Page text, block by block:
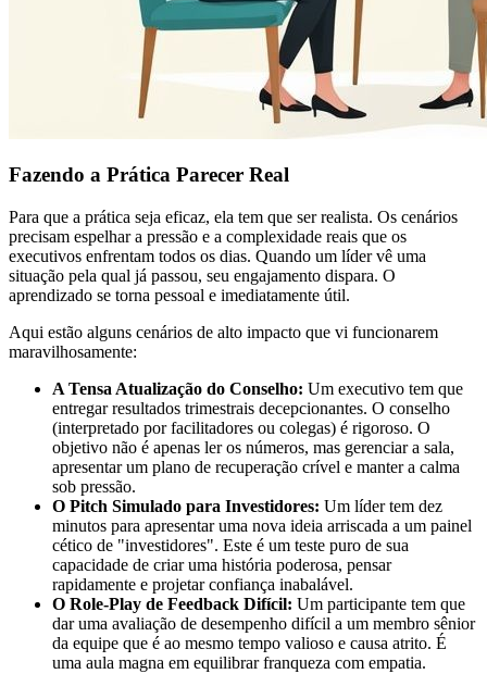
Fazendo a Prática Parecer Real
Para que a prática seja eficaz, ela tem que ser realista. Os cenários
precisam espelhar a pressão e a complexidade reais que os
executivos enfrentam todos os dias. Quando um líder vê uma
situação pela qual já passou, seu engajamento dispara. O
aprendizado se torna pessoal e imediatamente útil.
Aqui estão alguns cenários de alto impacto que vi funcionarem
maravilhosamente:
A Tensa Atualização do Conselho: Um executivo tem que
entregar resultados trimestrais decepcionantes. O conselho
(interpretado por facilitadores ou colegas) é rigoroso. O
objetivo não é apenas ler os números, mas gerenciar a sala,
apresentar um plano de recuperação crível e manter a calma
sob pressão.
O Pitch Simulado para Investidores: Um líder tem dez
minutos para apresentar uma nova ideia arriscada a um painel
cético de "investidores". Este é um teste puro de sua
capacidade de criar uma história poderosa, pensar
rapidamente e projetar confiança inabalável.
O Role-Play de Feedback Difícil: Um participante tem que
dar uma avaliação de desempenho difícil a um membro sênior
da equipe que é ao mesmo tempo valioso e causa atrito. É
uma aula magna em equilibrar franqueza com empatia.